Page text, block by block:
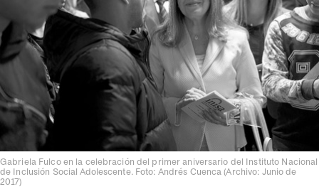
Gabriela Fulco en la celebración del primer aniversario del Instituto Nacional
de Inclusión Social Adolescente. Foto: Andrés Cuenca (Archivo: Junio de
2017)